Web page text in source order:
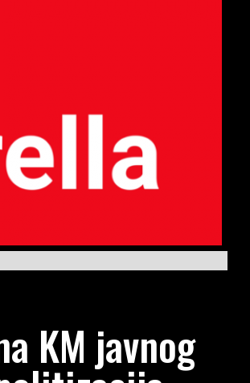
KM javnog